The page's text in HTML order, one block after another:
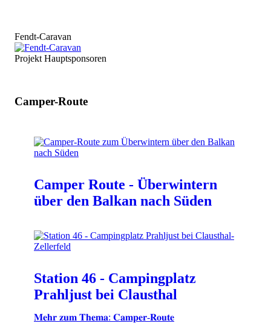
Fendt-Caravan
Projekt Hauptsponsoren
Camper-Route
Camper Route - Überwintern
über den Balkan nach Süden
Station 46 - Campingplatz
Prahljust bei Clausthal
𝐌𝐞𝐡𝐫 𝐳𝐮𝐦 𝐓𝐡𝐞𝐦𝐚: 𝐂𝐚𝐦𝐩𝐞𝐫-𝐑𝐨𝐮𝐭𝐞